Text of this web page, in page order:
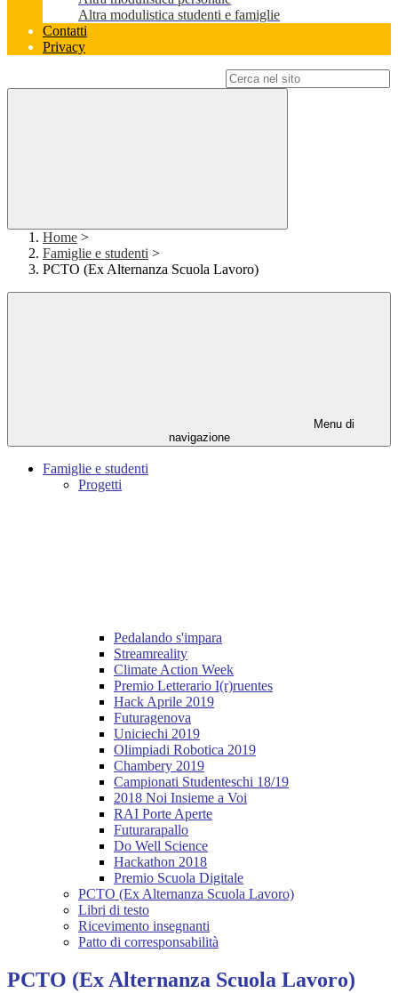
Altra modulistica studenti e famiglie
Contatti
Privacy
Home >
Famiglie e studenti >
PCTO (Ex Alternanza Scuola Lavoro)
Menu di
navigazione
Famiglie e studenti
Progetti
Pedalando s'impara
Streamreality
Climate Action Week
Premio Letterario I(r)ruentes
Hack Aprile 2019
Futuragenova
Uniciechi 2019
Olimpiadi Robotica 2019
Chambery 2019
Campionati Studenteschi 18/19
2018 Noi Insieme a Voi
RAI Porte Aperte
Futurarapallo
Do Well Science
Hackathon 2018
Premio Scuola Digitale
PCTO (Ex Alternanza Scuola Lavoro)
Libri di testo
Ricevimento insegnanti
Patto di corresponsabilità
PCTO (Ex Alternanza Scuola Lavoro)